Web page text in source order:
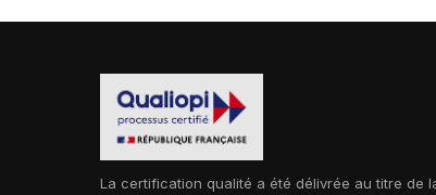
La certification qualité a été délivrée au titre de